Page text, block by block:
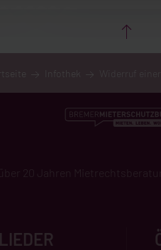
Infothek
über 20 Jahren